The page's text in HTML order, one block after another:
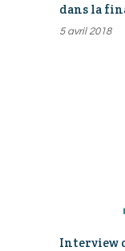
dans la
5 avril 2018
Interview